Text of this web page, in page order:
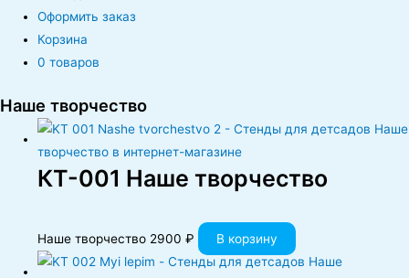
Оформить заказ
Корзина
0 товаров
Наше творчество
КT-001 Наше творчество
Наше творчество 2900₽ В корзину